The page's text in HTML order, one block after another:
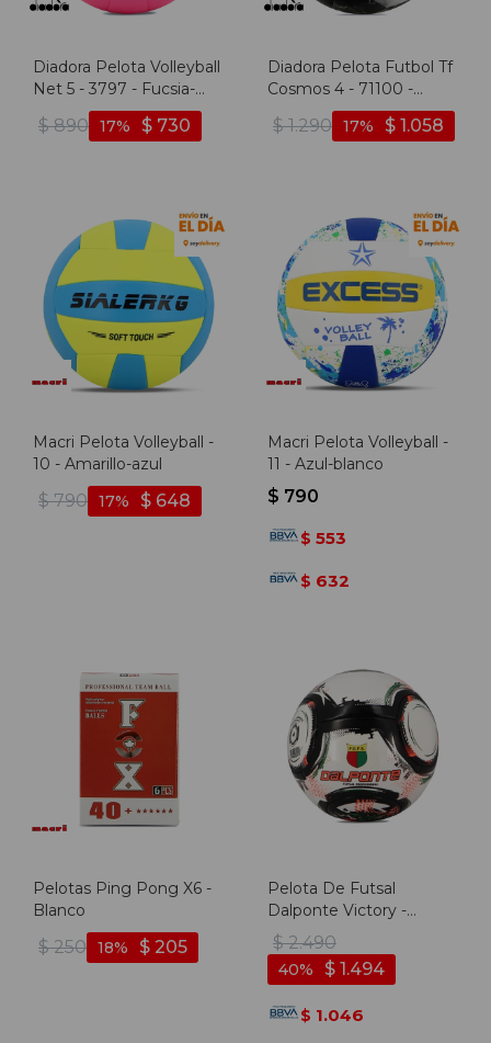
Diadora Pelota Volleyball
Net 5 - 3797 - Fucsia-
turquesa
$ 890 $ 730
17
Diadora Pelota Futbol Tf
Cosmos 4 - 71100 -
Negro-verde
$ 1.290 $ 1.058
17
Macri Pelota Volleyball -
10 - Amarillo-azul
$ 790 $ 648
17
Macri Pelota Volleyball -
11 - Azul-blanco
$ 790
$ 553
$ 632
Pelotas Ping Pong X6 -
Blanco
$ 250 $ 205
18
Pelota De Futsal
Dalponte Victory -
Blanco-negro
$ 2.490
$ 1.494
40
$ 1.046